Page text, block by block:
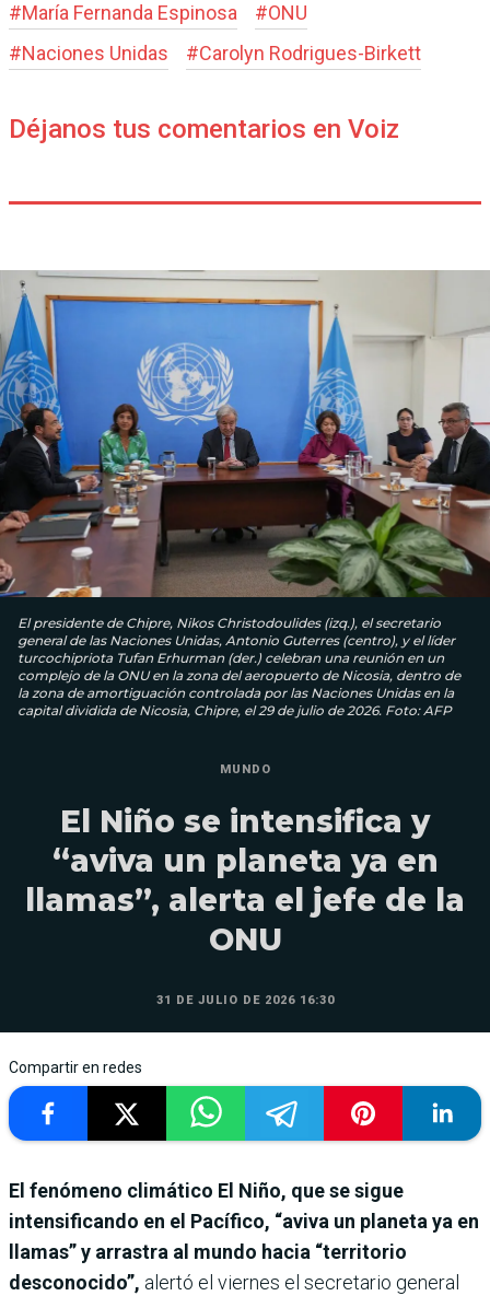
#María Fernanda Espinosa #ONU
#Naciones Unidas #Carolyn Rodrigues-Birkett
Déjanos tus comentarios en Voiz
El presidente de Chipre, Nikos Christodoulides (izq.), el secretario
general de las Naciones Unidas, Antonio Guterres (centro), y el líder
turcochipriota Tufan Erhurman (der.) celebran una reunión en un
complejo de la ONU en la zona del aeropuerto de Nicosia, dentro de
la zona de amortiguación controlada por las Naciones Unidas en la
capital dividida de Nicosia, Chipre, el 29 de julio de 2026. Foto: AFP
MUNDO
El Niño se intensifica y
“aviva un planeta ya en
llamas”, alerta el jefe de la
ONU
31 DE JULIO DE 2026 16:30
Compartir en redes
El fenómeno climático El Niño, que se sigue
intensificando en el Pacífico, “aviva un planeta ya en
llamas” y arrastra al mundo hacia “territorio
desconocido”, alertó el viernes el secretario general